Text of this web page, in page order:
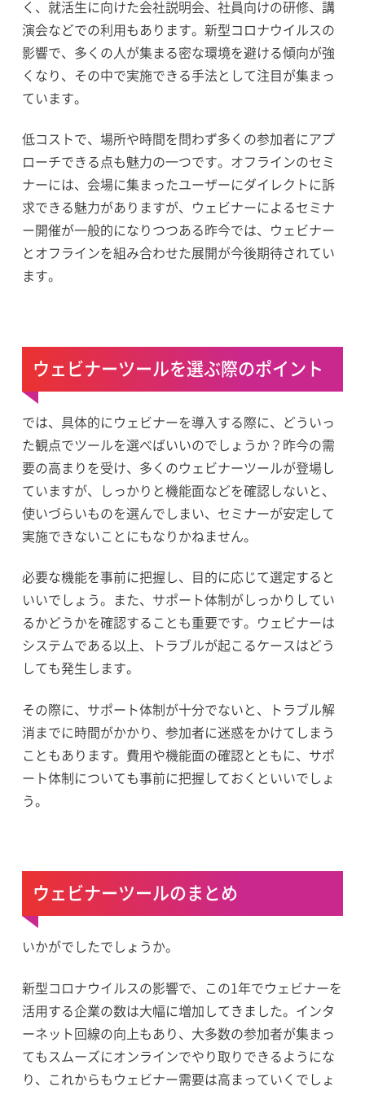
く、就活生に向けた会社説明会、社員向けの研修、講
演会などでの利用もあります。新型コロナウイルスの
影響で、多くの人が集まる密な環境を避ける傾向が強
くなり、その中で実施できる手法として注目が集まっ
ています。
低コストで、場所や時間を問わず多くの参加者にアプ
ローチできる点も魅力の一つです。オフラインのセミ
ナーには、会場に集まったユーザーにダイレクトに訴
求できる魅力がありますが、ウェビナーによるセミナ
ー開催が一般的になりつつある昨今では、ウェビナー
とオフラインを組み合わせた展開が今後期待されてい
ます。
ウェビナーツールを選ぶ際のポイント
では、具体的にウェビナーを導入する際に、どういっ
た観点でツールを選べばいいのでしょうか？昨今の需
要の高まりを受け、多くのウェビナーツールが登場し
ていますが、しっかりと機能面などを確認しないと、
使いづらいものを選んでしまい、セミナーが安定して
実施できないことにもなりかねません。
必要な機能を事前に把握し、目的に応じて選定すると
いいでしょう。また、サポート体制がしっかりしてい
るかどうかを確認することも重要です。ウェビナーは
システムである以上、トラブルが起こるケースはどう
しても発生します。
その際に、サポート体制が十分でないと、トラブル解
消までに時間がかかり、参加者に迷惑をかけてしまう
こともあります。費用や機能面の確認とともに、サポ
ート体制についても事前に把握しておくといいでしょ
う。
ウェビナーツールのまとめ
いかがでしたでしょうか。
新型コロナウイルスの影響で、この1年でウェビナーを
活用する企業の数は大幅に増加してきました。インタ
ーネット回線の向上もあり、大多数の参加者が集まっ
てもスムーズにオンラインでやり取りできるようにな
り、これからもウェビナー需要は高まっていくでしょ